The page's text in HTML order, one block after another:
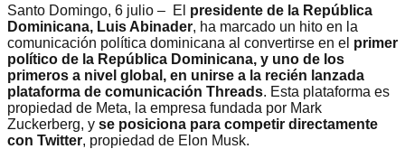
Santo Domingo, 6 julio – El presidente de la República
Dominicana, Luis Abinader, ha marcado un hito en la
comunicación política dominicana al convertirse en el primer
político de la República Dominicana, y uno de los
primeros a nivel global, en unirse a la recién lanzada
plataforma de comunicación Threads. Esta plataforma es
propiedad de Meta, la empresa fundada por Mark
Zuckerberg, y se posiciona para competir directamente
con Twitter, propiedad de Elon Musk.